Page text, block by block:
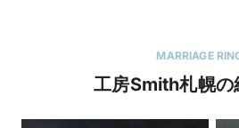
MARRIAGE
工房Smith札幌の